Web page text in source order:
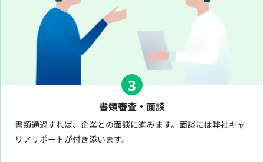
3
書類審査・面談
書類通過すれば、企業との面談に進みます。面談には弊社キャ
リアサポートが付き添います。